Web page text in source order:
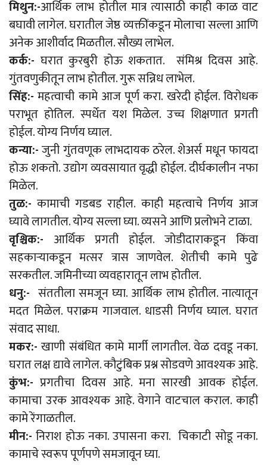
मिथुन:-आर्थिक लाभ होतील मात्र त्यासाठी काही काळ वाट
बघावी लागेल. घरातील जेष्ठ व्यक्तींकडून मोलाचा सल्ला आणि
अनेक आशीर्वाद मिळतील. सौख्य लाभेल.
कर्क:- घरात कुरबुरी होऊ शकतात. संमिश्र दिवस आहे.
गुंतवणुकीतून लाभ होतील. गुरू सन्निध लाभेल.
सिंह:- महत्वाची कामे आज पूर्ण करा. खरेदी होईल. विरोधक
पराभूत होतिल. स्पर्धेत यश मिळेल. उच्च शिक्षणात प्रगती
होईल. योग्य निर्णय घ्याल.
कन्या:-जुनी गुंतवणूक लाभदायक ठरेल. शेअर्स मधून फायदा
होऊ शकतो. उद्योग व्यवसायात वृद्धी होईल. दीर्घकालीन नफा
मिळेल.
तुळ:- कामाची गडबड राहील. काही महत्वाचे निर्णय आज
घ्यावे लागतील. योग्य सल्ला घ्या. व्यसने आणि प्रलोभने टाळा.
वृश्चिक:- आर्थिक प्रगती होईल. जोडीदाराकडून किंवा
सहकाऱ्याकडून मत्सर त्रास जाणवेल. शेतीची कामे पुढे
सरकतील. जमिनीच्या व्यवहारातून लाभ होतील.
धनु:- संततीला समजून घ्या. आर्थिक लाभ होतील. नात्यातून
मदत मिळेल. पराक्रम गाजवाल. धाडसी निर्णय घ्याल. घरात
संवाद साधा.
मकर:- खाणी संबंधित कामे मार्गी लागतील. वेळ दवडू नका.
घरात लक्ष द्यावे लागेल. कौटुंबिक प्रश्न सोडवणे आवश्यक आहे.
कुंभ:- प्रगतीचा दिवस आहे. मना सारखी आवक होईल.
कामाचा उरक आवश्यक आहे. वेगाने वाटचाल कराल. काही
कामे रेंगाळतील.
मीन:- निराश होऊ नका. उपासना करा. चिकाटी सोडू नका.
कामाचे स्वरूप पूर्णपणे समजावून घ्या.